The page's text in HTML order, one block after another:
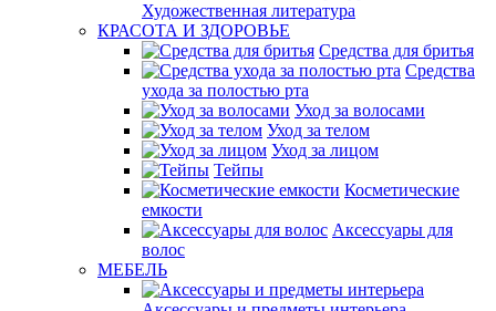
Художественная литература
КРАСОТА И ЗДОРОВЬЕ
Средства для бритья
Средства
ухода за полостью рта
Уход за волосами
Уход за телом
Уход за лицом
Тейпы
Косметические
емкости
Аксессуары для
волос
МЕБЕЛЬ